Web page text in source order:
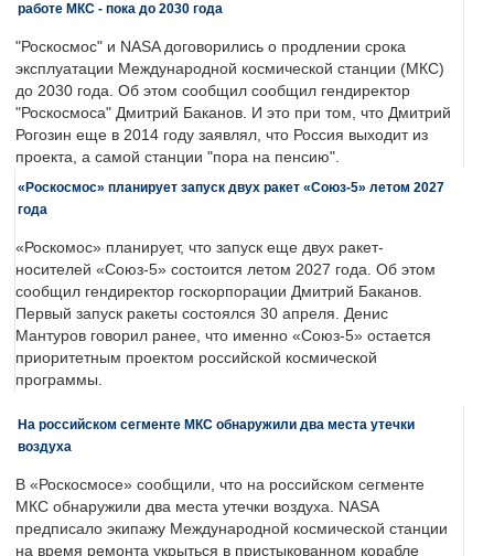
работе МКС - пока до 2030 года
"Роскосмос" и NASA договорились о продлении срока
эксплуатации Международной космической станции (МКС)
до 2030 года. Об этом сообщил сообщил гендиректор
"Роскосмоса" Дмитрий Баканов. И это при том, что Дмитрий
Рогозин еще в 2014 году заявлял, что Россия выходит из
проекта, а самой станции "пора на пенсию".
«Роскосмос» планирует запуск двух ракет «Союз-5» летом 2027
года
«Роскомос» планирует, что запуск еще двух ракет-
носителей «Союз-5» состоится летом 2027 года. Об этом
сообщил гендиректор госкорпорации Дмитрий Баканов.
Первый запуск ракеты состоялся 30 апреля. Денис
Мантуров говорил ранее, что именно «Союз-5» остается
приоритетным проектом российской космической
программы.
На российском сегменте МКС обнаружили два места утечки
воздуха
В «Роскосмосе» сообщили, что на российском сегменте
МКС обнаружили два места утечки воздуха. NASA
предписало экипажу Международной космической станции
на время ремонта укрыться в пристыкованном корабле